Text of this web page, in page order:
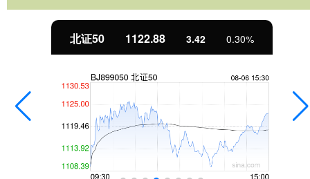
北证50 1122.88 3.42 0.30%